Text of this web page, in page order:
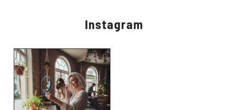
Instagram